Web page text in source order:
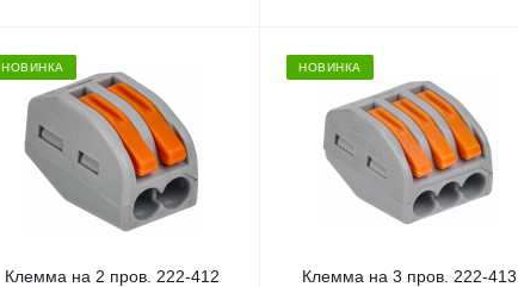
НОВИНКА
Клемма на 2 пров. 222-412
НОВИНКА
Клемма на 3 пров. 222-413